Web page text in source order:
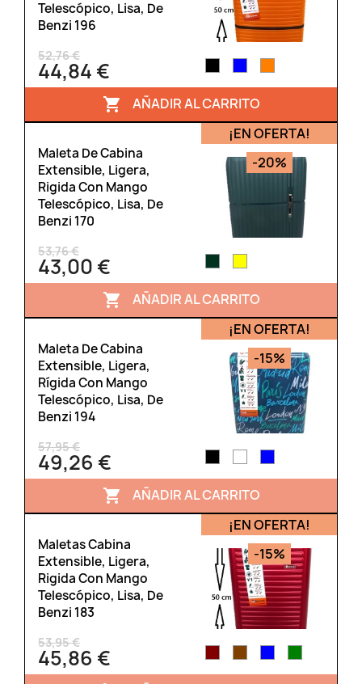
Telescópico, Lisa, De
Benzi 196
52,76 €
44,84 €
 AÑADIR AL CARRITO
Maleta De Cabina
Extensible, Ligera,
Rigida Con Mango
Telescópico, Lisa, De
Benzi 170
53,76 €
43,00 €
¡EN OFERTA!
-20%
 AÑADIR AL CARRITO
Maleta De Cabina
Extensible, Ligera,
Rígida Con Mango
Telescópico, Lisa, De
Benzi 194
57,95 €
49,26 €
¡EN OFERTA!
-15%
 AÑADIR AL CARRITO
Maletas Cabina
Extensible, Ligera,
Rigida Con Mango
Telescópico, Lisa, De
Benzi 183
53,95 €
45,86 €
¡EN OFERTA!
-15%